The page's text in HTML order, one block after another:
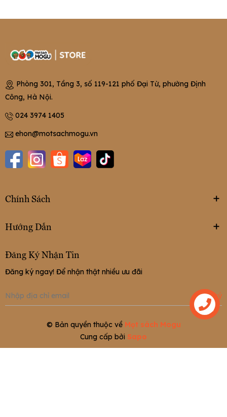
Phòng 301, Tầng 3, số 119-121 phố Đại Từ, phường Định
Công, Hà Nội.
024 3974 1405
ehon@motsachmogu.vn
Chính Sách
Hướng Dẫn
Đăng Ký Nhận Tin
Đăng ký ngay! Để nhận thật nhiều ưu đãi
Đăng ký
© Bản quyền thuộc về Mọt sách Mogu
Cung cấp bởi Sapo
Liên hệ